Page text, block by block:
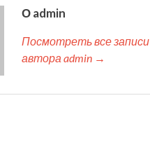
О admin
Посмотреть все записи
автора admin →